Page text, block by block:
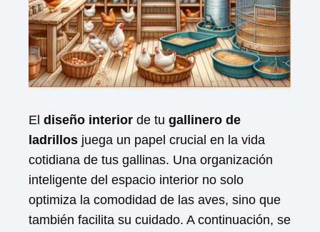
El diseño interior de tu gallinero de
ladrillos juega un papel crucial en la vida
cotidiana de tus gallinas. Una organización
inteligente del espacio interior no solo
optimiza la comodidad de las aves, sino que
también facilita su cuidado. A continuación, se